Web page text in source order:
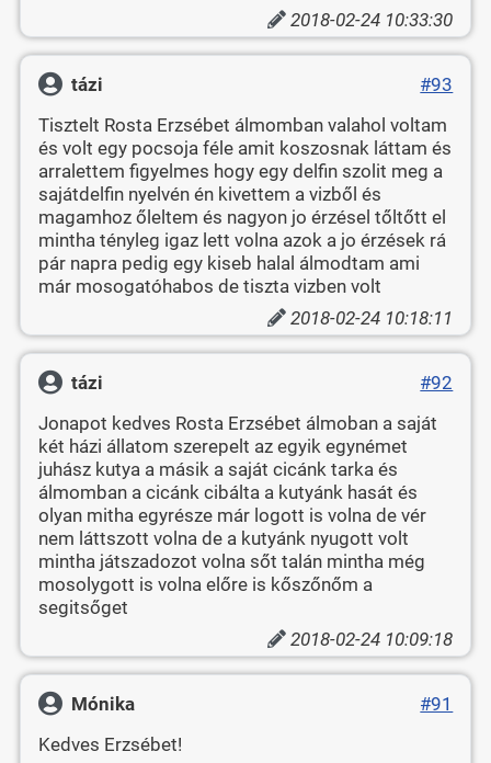
2018-02-24 10:33:30
tázi
#93
Tisztelt Rosta Erzsébet álmomban valahol voltam
és volt egy pocsoja féle amit koszosnak láttam és
arralettem figyelmes hogy egy delfin szolit meg a
sajátdelfin nyelvén én kivettem a vizből és
magamhoz őleltem és nagyon jo érzésel tőltőtt el
mintha tényleg igaz lett volna azok a jo érzések rá
pár napra pedig egy kiseb halal álmodtam ami
már mosogatóhabos de tiszta vizben volt
2018-02-24 10:18:11
tázi
#92
Jonapot kedves Rosta Erzsébet álmoban a saját
két házi állatom szerepelt az egyik egynémet
juhász kutya a másik a saját cicánk tarka és
álmomban a cicánk cibálta a kutyánk hasát és
olyan mitha egyrésze már logott is volna de vér
nem láttszott volna de a kutyánk nyugott volt
mintha játszadozot volna sőt talán mintha még
mosolygott is volna előre is kőszőnőm a
segitsőget
2018-02-24 10:09:18
Mónika
#91
Kedves Erzsébet!